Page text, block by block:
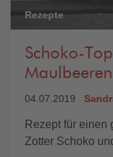
Rezepte
Schoko-
Maulbeeren
04.07.2019
Rezept für einen
Zotter Schoko